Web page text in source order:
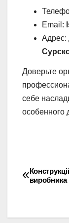
Email:
Адрес:
Доверьте
себе
особенного
виробника